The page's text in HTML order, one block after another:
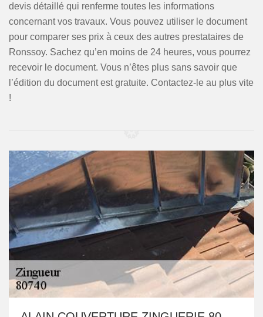
devis détaillé qui renferme toutes les informations
concernant vos travaux. Vous pouvez utiliser le document
pour comparer ses prix à ceux des autres prestataires de
Ronssoy. Sachez qu’en moins de 24 heures, vous pourrez
recevoir le document. Vous n’êtes plus sans savoir que
l’édition du document est gratuite. Contactez-le au plus vite
!